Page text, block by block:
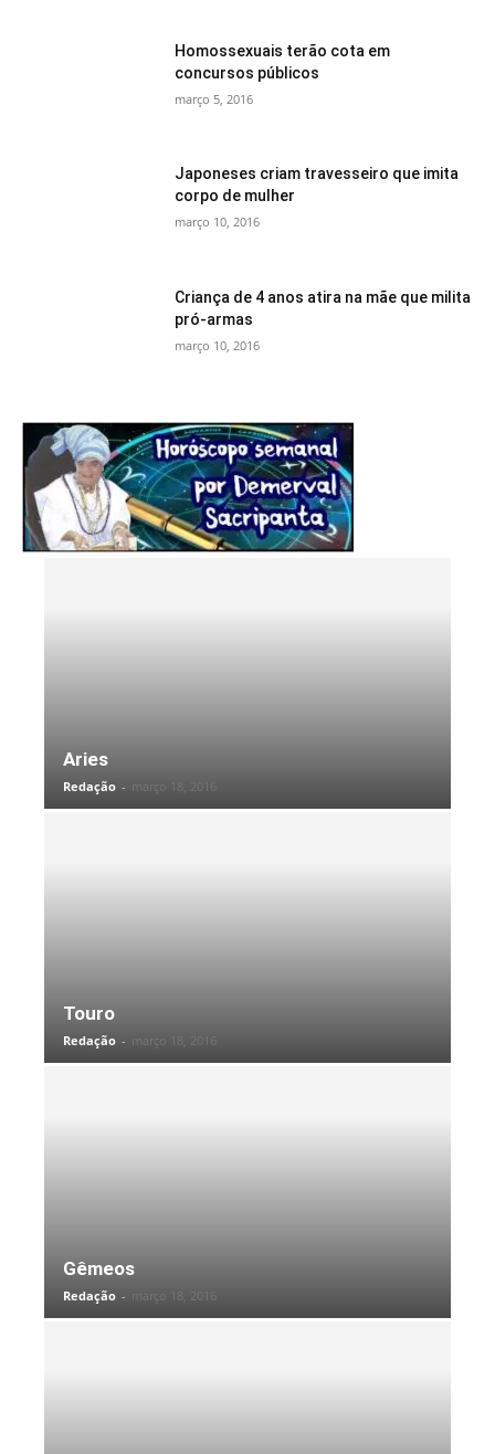
Homossexuais terão cota em
concursos públicos
março 5, 2016
Japoneses criam travesseiro que imita
corpo de mulher
março 10, 2016
Criança de 4 anos atira na mãe que milita
pró-armas
março 10, 2016
Aries
Redação - março 18, 2016
Touro
Redação - março 18, 2016
Gêmeos
Redação - março 18, 2016